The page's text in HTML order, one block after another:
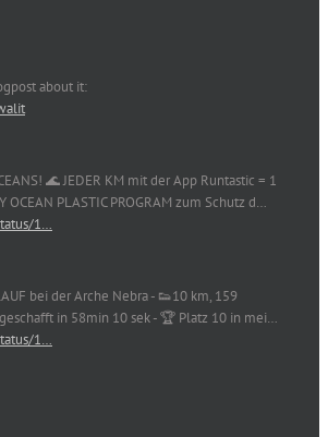
about it:
🌊 JEDER KM mit der App Runtastic = 1
OCEAN PLASTIC PROGRAM zum Schutz d…
1…
bei der Arche Nebra - 👟10 km, 159
in 58min 10 sek - 🏆 Platz 10 in mei…
1…